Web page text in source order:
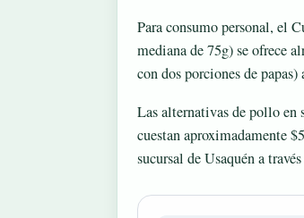
Para consumo personal, el
mediana de 75g) se ofrece
con dos porciones de
Las alternativas de pollo en
cuestan aproximadamente
sucursal de Usaquén a